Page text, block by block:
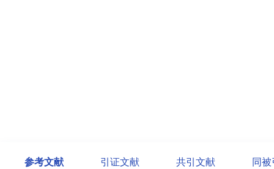
参考文献 引证文献 共引文献 同